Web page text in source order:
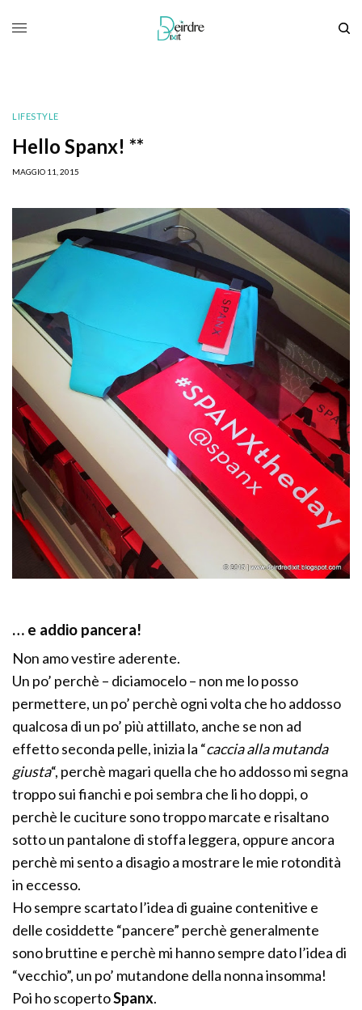
LIFESTYLE
Hello Spanx! **
MAGGIO 11, 2015
… e addio pancera!
Non amo vestire aderente.
Un po’ perchè – diciamocelo – non me lo posso
permettere, un po’ perchè ogni volta che ho addosso
qualcosa di un po’ più attillato, anche se non ad
effetto seconda pelle, inizia la “caccia alla mutanda
giusta“, perchè magari quella che ho addosso mi segna
troppo sui fianchi e poi sembra che li ho doppi, o
perchè le cuciture sono troppo marcate e risaltano
sotto un pantalone di stoffa leggera, oppure ancora
perchè mi sento a disagio a mostrare le mie rotondità
in eccesso.
Ho sempre scartato l’idea di guaine contenitive e
delle cosiddette “pancere” perchè generalmente
sono bruttine e perchè mi hanno sempre dato l’idea di
“vecchio”, un po’ mutandone della nonna insomma!
Poi ho scopertoSpanx.